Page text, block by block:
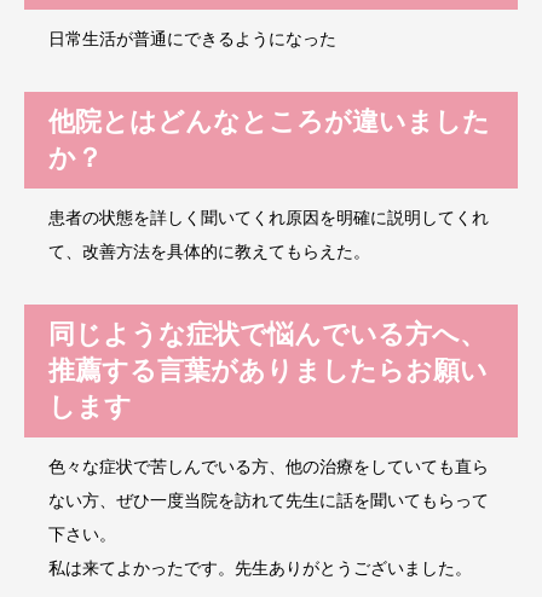
日常生活が普通にできるようになった
他院とはどんなところが違いました
か？
患者の状態を詳しく聞いてくれ原因を明確に説明してくれ
て、改善方法を具体的に教えてもらえた。
同じような症状で悩んでいる方へ、
推薦する言葉がありましたらお願い
します
色々な症状で苦しんでいる方、他の治療をしていても直ら
ない方、ぜひ一度当院を訪れて先生に話を聞いてもらって
下さい。
私は来てよかったです。先生ありがとうございました。